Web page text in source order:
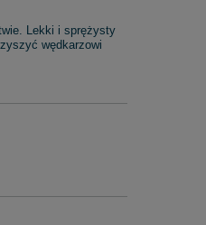
Lekki i sprężysty
wędkarzowi